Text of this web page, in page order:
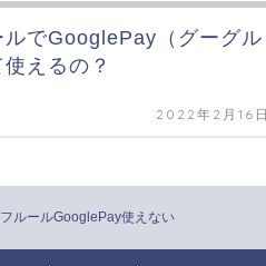
ルでGooglePay（グーグル
えるの？
2022年2月16
ルールGooglePay使えない